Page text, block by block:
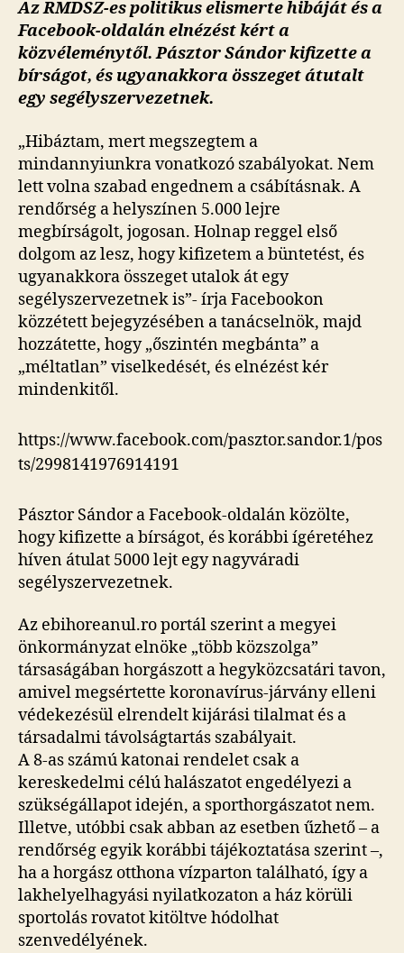
Az RMDSZ-es politikus elismerte hibáját és a
Facebook-oldalán elnézést kért a
közvéleménytől. Pásztor Sándor kifizette a
bírságot, és ugyanakkora összeget átutalt
egy segélyszervezetnek.
„Hibáztam, mert megszegtem a
mindannyiunkra vonatkozó szabályokat. Nem
lett volna szabad engednem a csábításnak. A
rendőrség a helyszínen 5.000 lejre
megbírságolt, jogosan. Holnap reggel első
dolgom az lesz, hogy kifizetem a büntetést, és
ugyanakkora összeget utalok át egy
segélyszervezetnek is”- írja Facebookon
közzétett bejegyzésében a tanácselnök, majd
hozzátette, hogy „őszintén megbánta” a
„méltatlan” viselkedését, és elnézést kér
mindenkitől.
https://www.facebook.com/pasztor.sandor.1/pos
ts/2998141976914191
Pásztor Sándor a Facebook-oldalán közölte,
hogy kifizette a bírságot, és korábbi ígéretéhez
híven átulat 5000 lejt egy nagyváradi
segélyszervezetnek.
Az ebihoreanul.ro portál szerint a megyei
önkormányzat elnöke „több közszolga”
társaságában horgászott a hegyközcsatári tavon,
amivel megsértette koronavírus-járvány elleni
védekezésül elrendelt kijárási tilalmat és a
társadalmi távolságtartás szabályait.
A 8-as számú katonai rendelet csak a
kereskedelmi célú halászatot engedélyezi a
szükségállapot idején, a sporthorgászatot nem.
Illetve, utóbbi csak abban az esetben űzhető – a
rendőrség egyik korábbi tájékoztatása szerint –,
ha a horgász otthona vízparton található, így a
lakhelyelhagyási nyilatkozaton a ház körüli
sportolás rovatot kitöltve hódolhat
szenvedélyének.